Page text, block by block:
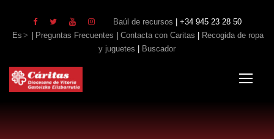
Baúl de recursos | +34 945 23 28 50
Es
Preguntas Frecuentes Contacta con Caritas
Recogida de ropa
y juguetes
Buscador